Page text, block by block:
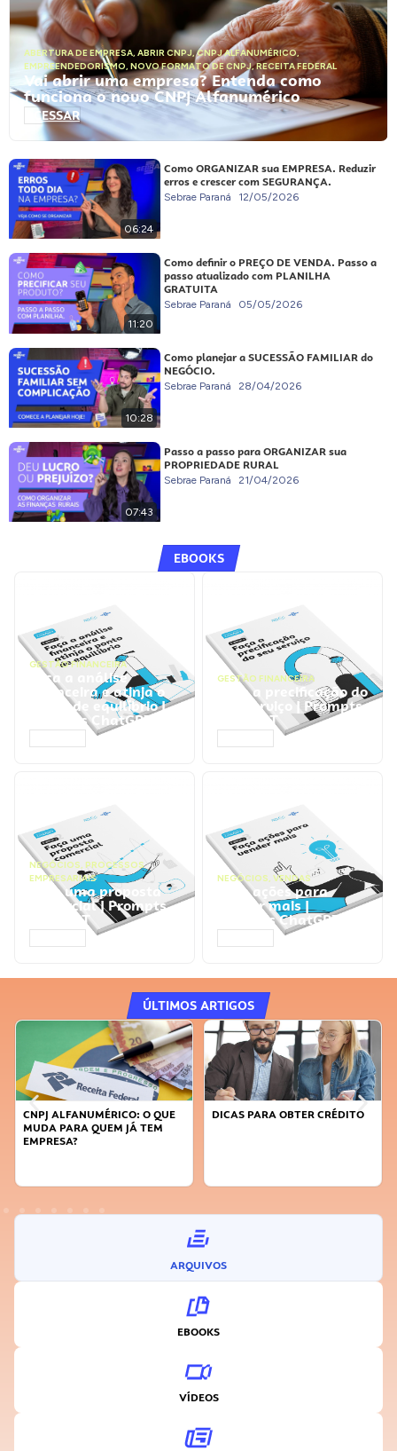
ABERTURA DE EMPRESA, ABRIR CNPJ,CNPJ ALFANUMÉRICO,
EMPREENDEDORISMO, NOVO FORMATO DE CNPJ,RECEITA FEDERAL
Vai abrir uma empresa? Entenda como
funciona o novo CNPJ Alfanumérico
ACESSAR
06:24
Como ORGANIZAR sua EMPRESA. Reduzir
erros e crescer com SEGURANÇA.
Sebrae Paraná 12/05/2026
11:20
Como definir o PREÇO DE VENDA. Passo a
passo atualizado com PLANILHA
GRATUITA
Sebrae Paraná 05/05/2026
10:28
Como planejar a SUCESSÃO FAMILIAR do
NEGÓCIO.
Sebrae Paraná 28/04/2026
07:43
Passo a passo para ORGANIZAR sua
PROPRIEDADE RURAL
Sebrae Paraná 21/04/2026
EBOOKS
GESTÃO FINANCEIRA
Faça a análise
financeira e atinja o
ponto de equilíbrio |
Prompts ChatGPT
GESTÃO FINANCEIRA
Faça a precificação do
seu serviço | Prompts
ChatGPT
NEGÓCIOS, PROCESSOS
EMPRESARIAIS
Faça uma proposta
comercial | Prompts
ChatGPT
NEGÓCIOS, VENDAS
Faça ações para
vender mais |
Prompts ChatGPT
ÚLTIMOS ARTIGOS
CNPJ ALFANUMÉRICO: O QUE
MUDA PARA QUEM JÁ TEM
EMPRESA?
DICAS PARA OBTER CRÉDITO
ARQUIVOS
EBOOKS
VÍDEOS